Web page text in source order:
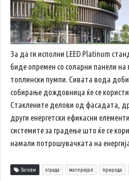
За да ги исполни LEED Platinum
биде опремен со соларни панели
топлински пумпи. Сивата вода
собирање дождовница ќе се
Стаклените делови од фасадата,
други енергетски ефикасни
системите за градење што ќе се
намали потрошувачката на
Тагови зграда материјал природа